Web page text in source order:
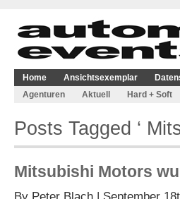
Home Ansichtsexemplar
Agenturen
Aktuell Hard + Soft
Posts Tagged ‘
Mitsubishi Motors
By Peter Blach | September